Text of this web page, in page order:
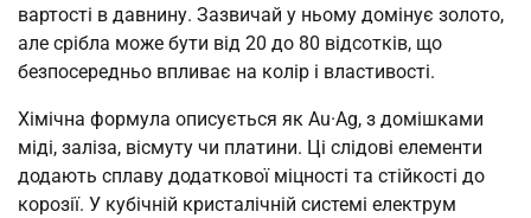
вартості в давнину. Зазвичай у ньому домінує золото,
але срібла може бути від 20 до 80 відсотків, що
безпосередньо впливає на колір і властивості.
Хімічна формула описується як Au·Ag, з домішками
міді, заліза, вісмуту чи платини. Ці слідові елементи
додають сплаву додаткової міцності та стійкості до
корозії. У кубічній кристалічній системі електрум